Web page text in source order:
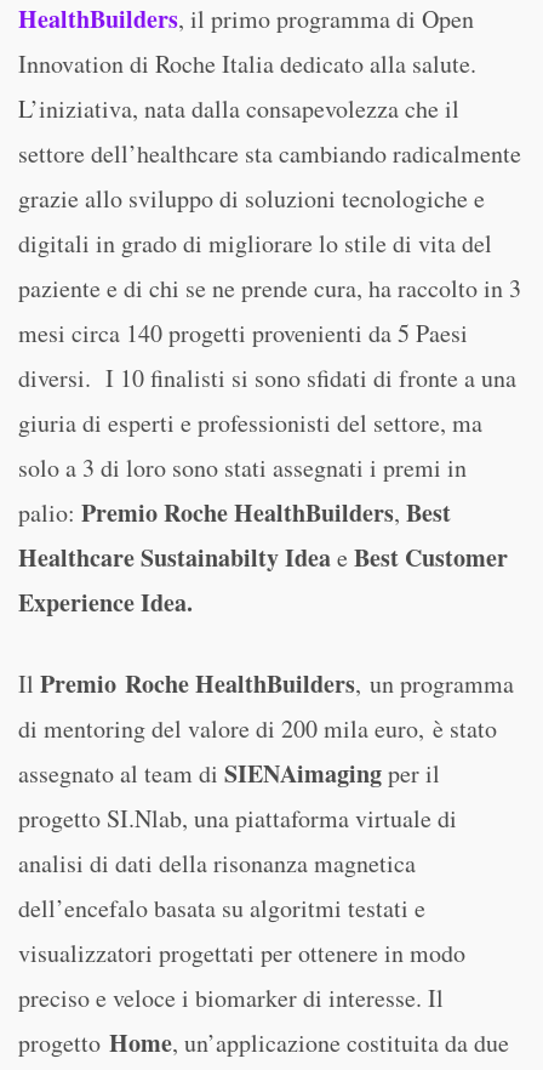
HealthBuilders, il primo programma di Open
Innovation di Roche Italia dedicato alla salute.
L’iniziativa, nata dalla consapevolezza che il
settore dell’healthcare sta cambiando radicalmente
grazie allo sviluppo di soluzioni tecnologiche e
digitali in grado di migliorare lo stile di vita del
paziente e di chi se ne prende cura, ha raccolto in 3
mesi circa 140 progetti provenienti da 5 Paesi
diversi. I 10 finalisti si sono sfidati di fronte a una
giuria di esperti e professionisti del settore, ma
solo a 3 di loro sono stati assegnati i premi in
palio: Premio Roche HealthBuilders, Best
Healthcare Sustainabilty Ideae Best Customer
Experience Idea.
Il Premio Roche HealthBuilders, un programma
di mentoring del valore di 200 mila euro, è stato
assegnato al team di SIENAimagingper il
progetto SI.Nlab, una piattaforma virtuale di
analisi di dati della risonanza magnetica
dell’encefalo basata su algoritmi testati e
visualizzatori progettati per ottenere in modo
preciso e veloce i biomarker di interesse. Il
progetto Home, un’applicazione costituita da due